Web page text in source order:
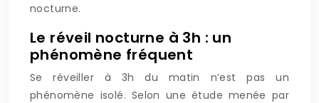
nocturne.
Le réveil nocturne à 3h : un
phénomène fréquent
Se réveiller à 3h du matin n’est pas un
phénomène isolé. Selon une étude menée par